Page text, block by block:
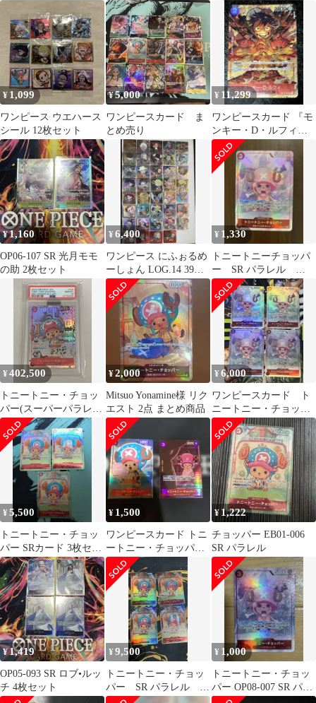
ー・チョッパー SR パ
ラレル
SECパラレル チョッパ
ー SR
¥ 1,099
ワンピース ウエハース
シール 12枚セット
¥5,000
ワンピースカード ま
とめ売り
¥ 11,299
ワンピースカード 『モ
ンキー・D・ルフィ』
OP01-024
¥1,160
OP06-107 SR 光月モモ
の助 2枚セット
¥6,400
ワンピース にふぉるめ
ーしょん LOG.14 39枚
フルコンプ
¥ 1,330
トニートニーチョッパ
ー SR パラレル
OP08 ワンピースカード
¥402,500
トニートニー・チョッ
パー(スーパーパラレ
ル) SR [メモリアルコレ
クション] EB01-006
(PSA10) ワンピースカ
ードゲーム
¥2,000
Mitsuo Yonamine様 リク
エスト 2点 まとめ商品
¥6,000
ワンピースカード ト
ニートニー・チョッパ
ー SR パラレル OP08-
007
¥5,500
トニートニー・チョッ
パー SRカード 3枚セッ
ト パラレル
¥ 1,500
ワンピースカード トニ
ートニー・チョッパー
2枚セット
¥ 1,222
チョッパー EB01-006
SR パラレル
¥1,419
OP05-093 SR ロブ•ルッ
チ 4枚セット
¥9,500
トニートニー・チョッ
パー SR パラレル 4
枚セット ワンピース
¥ 1,000
トニートニー・チョッ
パー OP08-007 SR パラ
レル